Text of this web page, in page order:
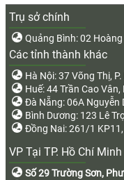
Trụ sở chính
Quảng Bình: 02
Các tỉnh thành khác
Hà Nội: 37 Võng Thị,
Huế: 44 Trần Cao Vân,
Đà Nẵng: 06A Nguyễn
Bình Dương: 123 Lê
Đồng Nai: 261/1
VP Tại TP. Hồ Chí Minh
Số 29 Trường Sơn,